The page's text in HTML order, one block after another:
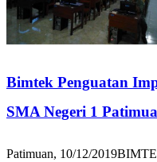
Bimtek Penguatan
SMA Negeri 1
Patimuan, 10/12/